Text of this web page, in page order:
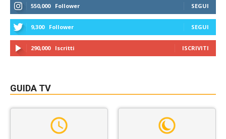
550,000 Follower SEGUI
9,300 Follower SEGUI
290,000 Iscritti ISCRIVITI
GUIDA TV